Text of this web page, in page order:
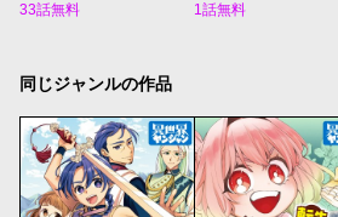
33話無料 1話無料
同じジャンルの作品